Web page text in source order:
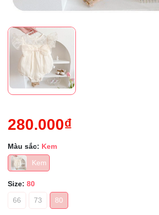
280.000₫
Màu sắc: Kem
Kem
Size: 80
66
73 80
Ngày hết hạn: